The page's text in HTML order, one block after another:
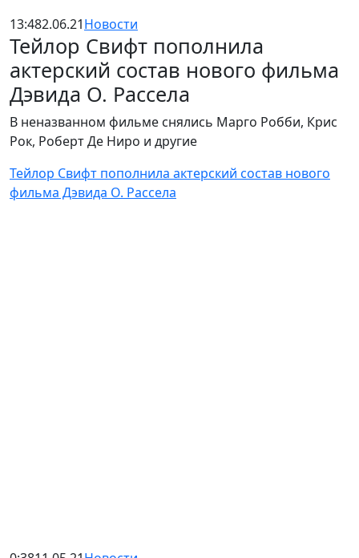
13:482.06.21Новости
Тейлор Свифт пополнила
актерский состав нового фильма
Дэвида О. Рассела
В неназванном фильме снялись Марго Робби, Крис
Рок, Роберт Де Ниро и другие
Тейлор Свифт пополнила актерский состав нового
фильма Дэвида О. Рассела